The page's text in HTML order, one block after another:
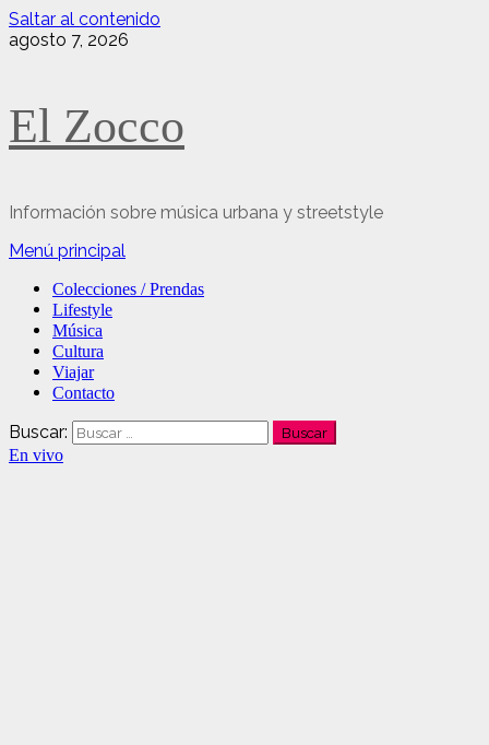
Saltar al contenido
agosto 7, 2026
El Zocco
Información sobre música urbana y streetstyle
Menú principal
Colecciones / Prendas
Lifestyle
Música
Cultura
Viajar
Contacto
Buscar:
En vivo